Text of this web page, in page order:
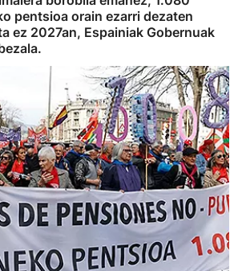
pentsioa orain ezarri dezaten
ez 2027an, Espainiak Gobernuak